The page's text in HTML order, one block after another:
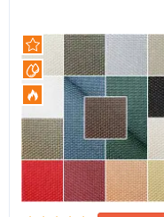
Рекомендуем
Вотерпруф
Огнестойкий